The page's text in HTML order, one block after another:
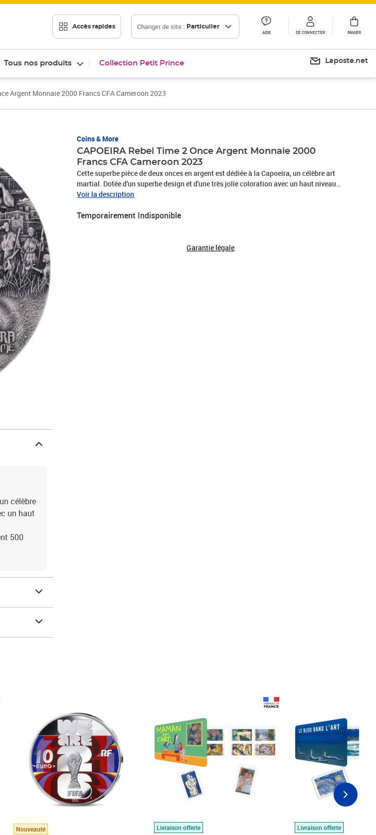
Accès rapides Changer de site : Particulier
AIDE SE CONNECTER PANIER
Tous nos produits Collection Petit Prince Laposte.net
Argent Monnaie 2000 Francs CFA Cameroon 2023
Coins & More
CAPOEIRA Rebel Time 2 Once Argent Monnaie 2000
Francs CFA Cameroon 2023
Cette superbe pièce de deux onces en argent est dédiée à la Capoeira, un célèbre art
martial. Dotée d'un superbe design et d'une très jolie coloration avec un haut niveau
de détail et un plaquage or, cette pièce est livrée dans sa boite, accompagnée de son
Voir la description
Temporairement Indisponible
Garantie légale
célèbre
un haut
500
Nouveauté
Livraison offerte
Livraison offerte